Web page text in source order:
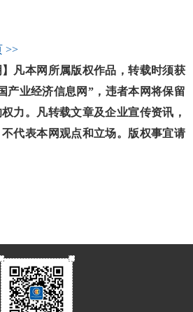
>>
本网所属版权作品，转载时须获
产业经济信息网”，违者本网将保留
力。凡转载文章及企业宣传资讯，
代表本网观点和立场。版权事宜请